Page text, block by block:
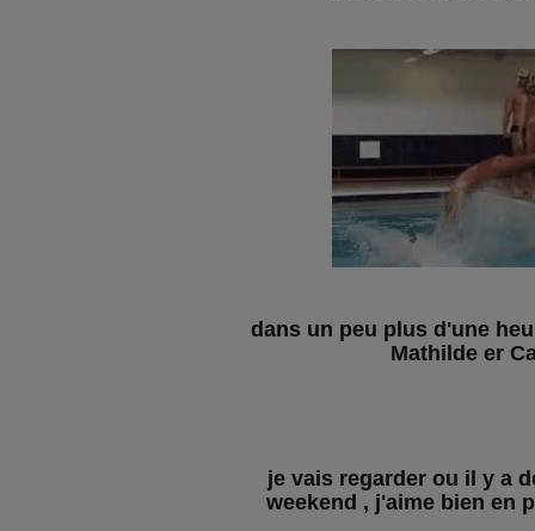
dans un peu plus d'une
Mathilde er
je vais regarder ou il y a
weekend , j'aime bien en